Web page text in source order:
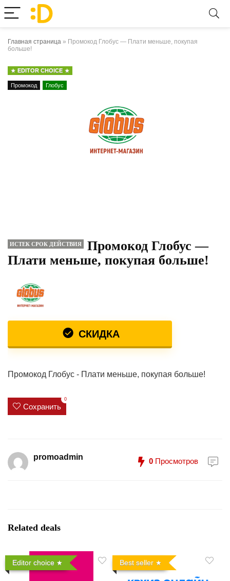
Главная страница » Промокод Глобус — Плати меньше, покупая
больше!
EDITOR CHOICE
Промокод Глобус
ИСТЕК СРОК ДЕЙСТВИЯ
Промокод Глобус —
Плати меньше, покупая больше!
СКИДКА
Промокод Глобус - Плати меньше, покупая больше!
Сохранить
0
promoadmin 0 Просмотров
Related deals
Editor choice Best seller